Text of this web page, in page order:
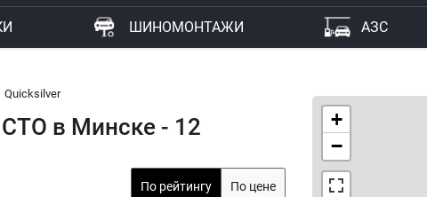
ШИНОМОНТАЖИ АЗС
Quicksilver
в Минске - 12
По рейтингу По цене
+
−